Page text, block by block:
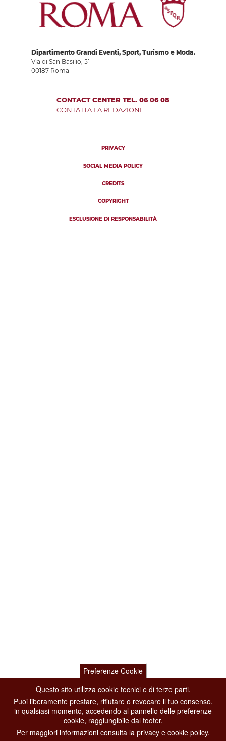
Dipartimento Grandi Eventi, Sport, Turismo e Moda.
Via di San Basilio, 51
00187 Roma
CONTACT CENTER TEL. 06 06 08
CONTATTA LA REDAZIONE
PRIVACY
SOCIAL MEDIA POLICY
CREDITS
COPYRIGHT
ESCLUSIONE DI RESPONSABILITÀ
Preferenze Cookie
Questo sito utilizza cookie tecnici e di terze parti.
Puoi liberamente prestare, rifiutare o revocare il tuo consenso,
in qualsiasi momento, accedendo al pannello delle preferenze
cookie, raggiungibile dal footer.
Per maggiori informazioni consulta la privacy e cookie policy.